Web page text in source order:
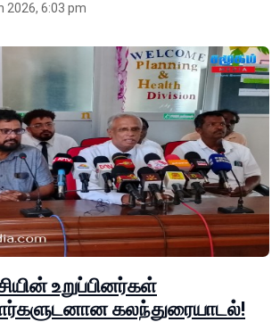
2026, 6:03 pm
உறுப்பினர்கள்
கலந்துரையாடல்!